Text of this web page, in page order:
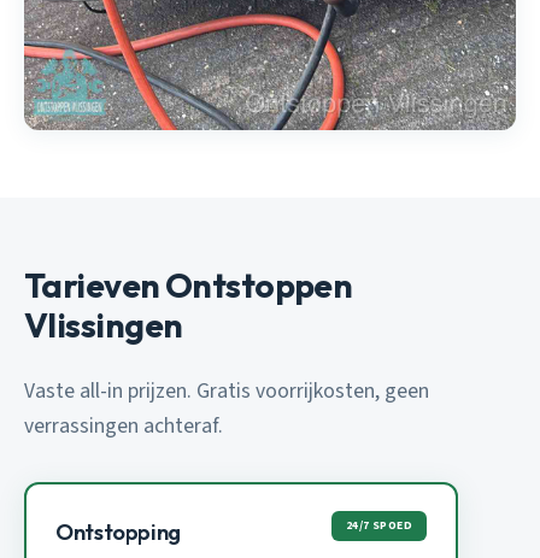
Tarieven Ontstoppen
Vlissingen
Vaste all-in prijzen. Gratis voorrijkosten, geen
verrassingen achteraf.
Ontstopping 24/7 SPOED